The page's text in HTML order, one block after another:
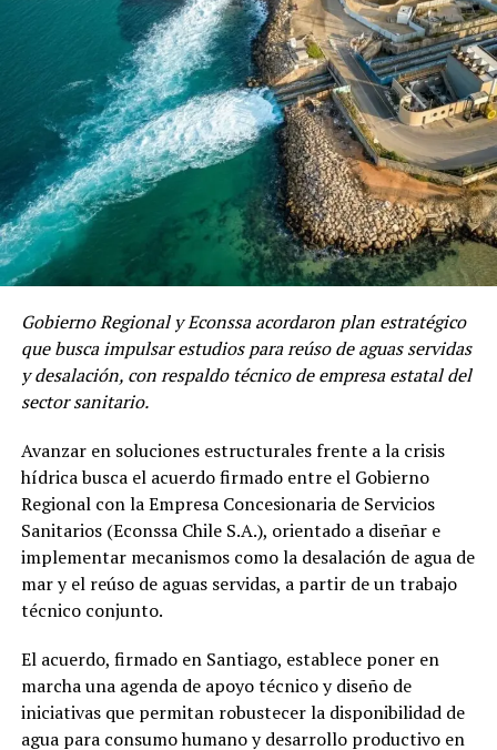
Gobierno Regional y Econssa acordaron plan estratégico
que busca impulsar estudios para reúso de aguas servidas
y desalación, con respaldo técnico de empresa estatal del
sector sanitario.
Avanzar en soluciones estructurales frente a la crisis
hídrica busca el acuerdo firmado entre el Gobierno
Regional con la Empresa Concesionaria de Servicios
Sanitarios (Econssa Chile S.A.), orientado a diseñar e
implementar mecanismos como la desalación de agua de
mar y el reúso de aguas servidas, a partir de un trabajo
técnico conjunto.
El acuerdo, firmado en Santiago, establece poner en
marcha una agenda de apoyo técnico y diseño de
iniciativas que permitan robustecer la disponibilidad de
agua para consumo humano y desarrollo productivo en